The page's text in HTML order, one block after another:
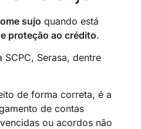
sujo quando está
proteção ao crédito.
Serasa, dentre
de forma correta, é a
de contas
ou acordos não